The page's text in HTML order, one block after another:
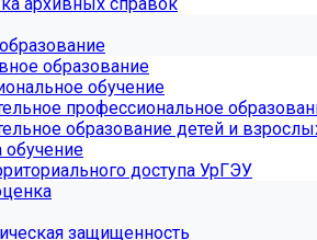
образование
обучение
профессиональное
образование детей и
обучение
доступа УрГЭУ
защищенность